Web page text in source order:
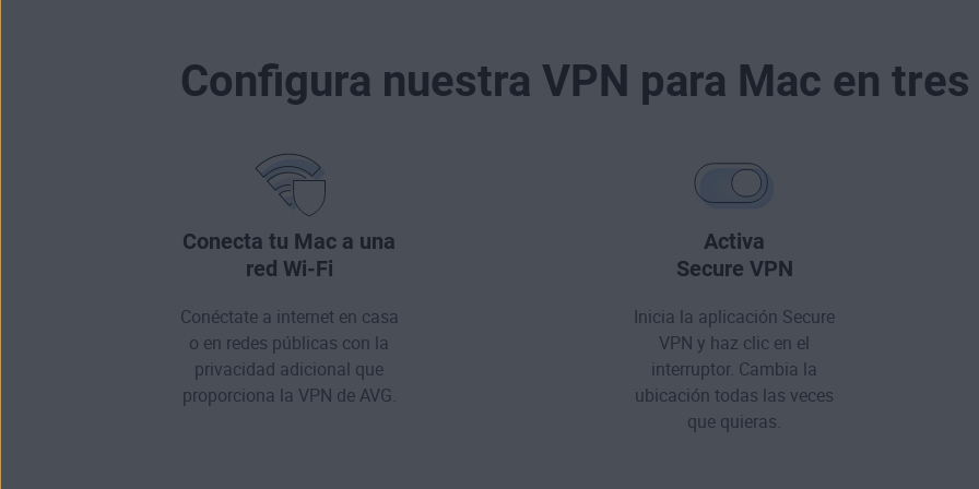
Configura nuestra VPN para Mac en
Conecta tu Mac a una
red Wi-Fi
Conéctate a internet en casa
o en redes públicas con la
privacidad adicional que
proporciona la VPN de AVG.
Activa
Secure VPN
Inicia la aplicación Secure
VPN y haz clic en el
interruptor. Cambia la
ubicación todas las veces
que quieras.